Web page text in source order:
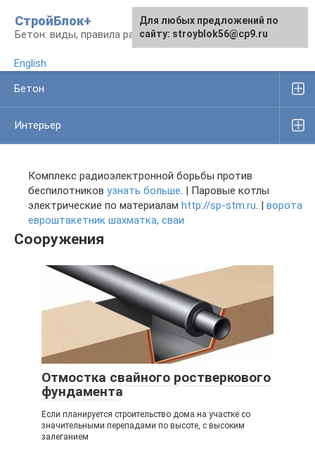
контенту
СтройБлок+
Бетон: виды, правила работы, изделия
English
Бетон
Интерьер
Комплекс радиоэлектронной борьбы против
беспилотников узнать больше. | Паровые котлы
электрические по материалам http://sp-stm.ru. | ворота
евроштакетник шахматка, сваи
Сооружения
Отмостка свайного ростверкового
фундамента
Если планируется строительство дома на участке со
значительными перепадами по высоте, с высоким
залеганием
Для любых предложений по
сайту: stroyblok56@cp9.ru
Для любых предложений по
сайту: stroyblok56@cp9.ru